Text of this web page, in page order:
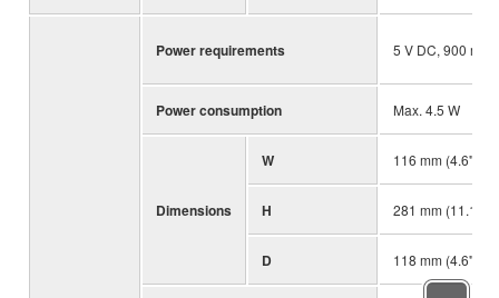
Power requirements 5 V DC, 900 mA
Power consumption Max. 4.5 W
Dimensions
W 116 mm (4.6")
H 281 mm (11.1")
D 118 mm (4.6")